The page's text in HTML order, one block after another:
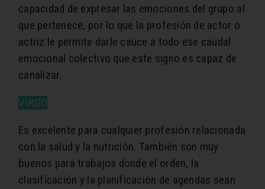
capacidad de expresar las emociones del grupo al
que pertenece, por lo que la profesión de actor o
actriz le permite darle cauce a todo ese caudal
emocional colectivo que este signo es capaz de
canalizar.
VIRGO
Es excelente para cualquier profesión relacionada
con la salud y la nutrición. También son muy
buenos para trabajos donde el orden, la
clasificación y la planificación de agendas sean